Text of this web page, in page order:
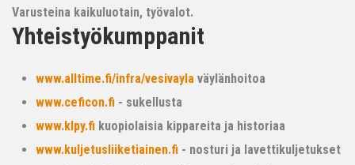
Varusteina kaikuluotain, työvalot.
Yhteistyökumppanit
www.alltime.fi/infra/vesivayla väylänhoitoa
www.ceficon.fi - sukellusta
www.klpy.fi kuopiolaisia kippareita ja historiaa
www.kuljetusliiketiainen.fi - nosturi ja lavettikuljetukset